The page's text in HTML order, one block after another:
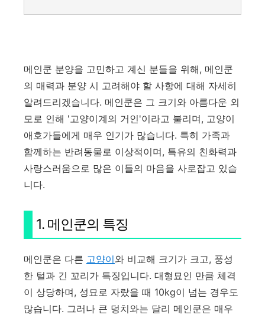
메인쿤 분양을 고민하고 계신 분들을 위해, 메인쿤
의 매력과 분양 시 고려해야 할 사항에 대해 자세히
알려드리겠습니다. 메인쿤은 그 크기와 아름다운 외
모로 인해 '고양이계의 거인'이라고 불리며, 고양이
애호가들에게 매우 인기가 많습니다. 특히 가족과
함께하는 반려동물로 이상적이며, 특유의 친화력과
사랑스러움으로 많은 이들의 마음을 사로잡고 있습
니다.
1. 메인쿤의 특징
메인쿤은 다른 고양이와 비교해 크기가 크고, 풍성
한 털과 긴 꼬리가 특징입니다. 대형묘인 만큼 체격
이 상당하며, 성묘로 자랐을 때 10kg이 넘는 경우도
많습니다. 그러나 큰 덩치와는 달리 메인쿤은 매우